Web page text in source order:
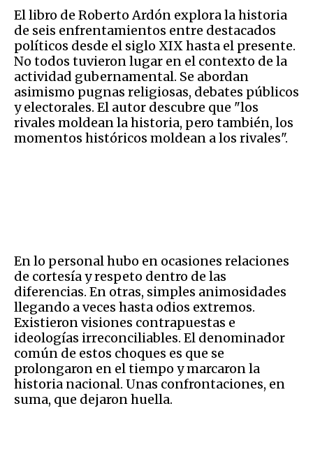
El libro de Roberto Ardón explora la historia
de seis enfrentamientos entre destacados
políticos desde el siglo XIX hasta el presente.
No todos tuvieron lugar en el contexto de la
actividad gubernamental. Se abordan
asimismo pugnas religiosas, debates públicos
y electorales. El autor descubre que "los
rivales moldean la historia, pero también, los
momentos históricos moldean a los rivales".
En lo personal hubo en ocasiones relaciones
de cortesía y respeto dentro de las
diferencias. En otras, simples animosidades
llegando a veces hasta odios extremos.
Existieron visiones contrapuestas e
ideologías irreconciliables. El denominador
común de estos choques es que se
prolongaron en el tiempo y marcaron la
historia nacional. Unas confrontaciones, en
suma, que dejaron huella.